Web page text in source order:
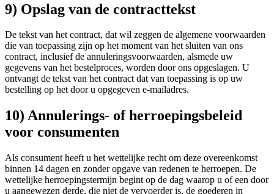
9) Opslag van de contracttekst
De tekst van het contract, dat wil zeggen de algemene voorwaarden
die van toepassing zijn op het moment van het sluiten van ons
contract, inclusief de annuleringsvoorwaarden, alsmede uw
gegevens van het bestelproces, worden door ons opgeslagen. U
ontvangt de tekst van het contract dat van toepassing is op uw
bestelling op het door u opgegeven e-mailadres.
10) Annulerings- of herroepingsbeleid
voor consumenten
Als consument heeft u het wettelijke recht om deze overeenkomst
binnen 14 dagen en zonder opgave van redenen te herroepen. De
wettelijke herroepingstermijn begint op de dag waarop u of een door
u aangewezen derde, die niet de vervoerder is, de goederen in